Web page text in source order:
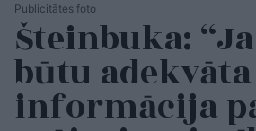
Publicitātes foto
Šteinbuka:
būtu adekvāta
informācija